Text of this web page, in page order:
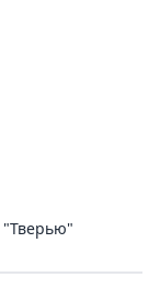
"Тверью"